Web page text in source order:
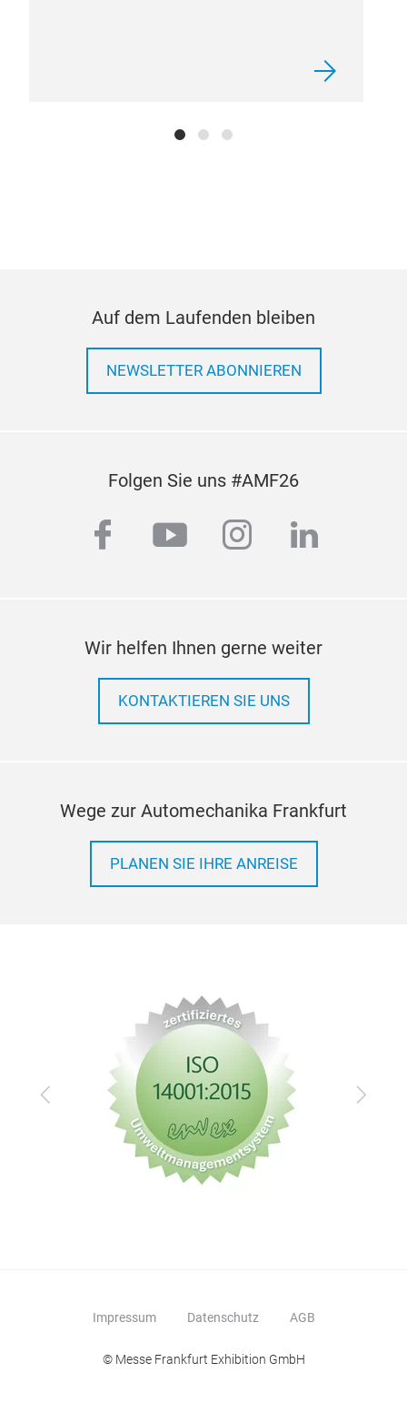
Auf dem Laufenden bleiben
NEWSLETTER ABONNIEREN
Folgen Sie uns #AMF26
facebook
youtubeinstagram
linkedin
Wir helfen Ihnen gerne weiter
KONTAKTIEREN SIE UNS
Wege zur Automechanika Frankfurt
PLANEN SIE IHRE ANREISE
Zurück Vor
Impressum Datenschutz AGB
© Messe Frankfurt Exhibition GmbH